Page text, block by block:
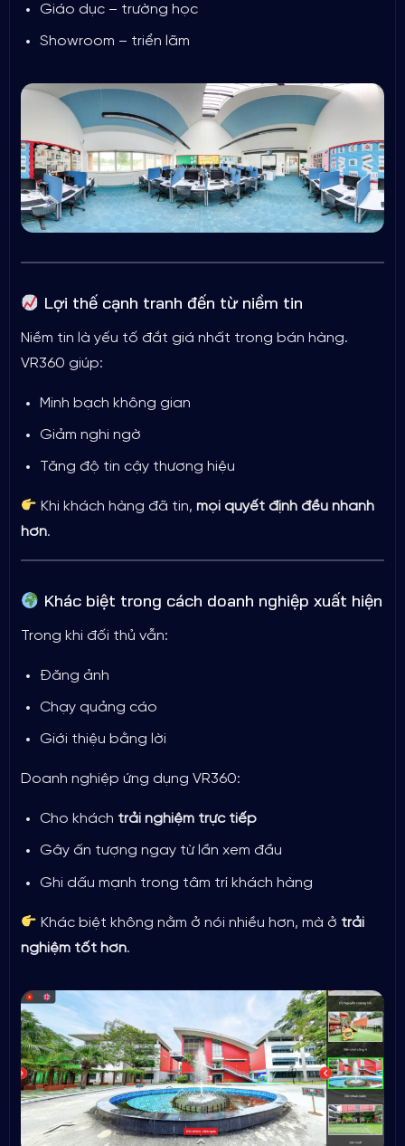
Giáo dục – trường học
Showroom – triển lãm
Lợi thế cạnh tranh đến từ niềm tin
Niềm tin là yếu tố đắt giá nhất trong bán hàng.
VR360 giúp:
Minh bạch không gian
Giảm nghi ngờ
Tăng độ tin cậy thương hiệu
Khi khách hàng đã tin,mọi quyết định đều nhanh
hơn.
Khác biệt trong cách doanh nghiệp xuất hiện
Trong khi đối thủ vẫn:
Đăng ảnh
Chạy quảng cáo
Giới thiệu bằng lời
Doanh nghiệp ứng dụng VR360:
Cho khách trải nghiệm trực tiếp
Gây ấn tượng ngay từ lần xem đầu
Ghi dấu mạnh trong tâm trí khách hàng
Khác biệt không nằm ở nói nhiều hơn, mà ở trải
nghiệm tốt hơn.